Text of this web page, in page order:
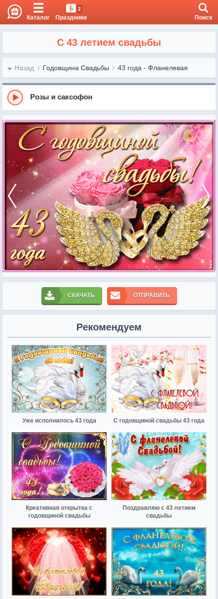
Каталог
6 2
Праздники Поиск
С 43 летием свадьбы
Назад Годовщина Свадьбы 43 года - Фланелевая
Розы и саксофон
СКАЧАТЬ ОТПРАВИТЬ
Рекомендуем
Уже исполнилось 43 года С годовщиной свадьбы 43 года
Креативная открытка с
годовщиной свадьбы
Поздравляю с 43 летием
свадьбы